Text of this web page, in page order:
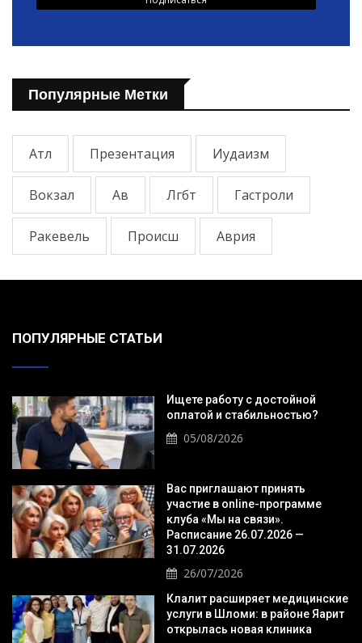
Популярные Метки
Атл Презентация Иудаизм
Вокзал Ав Лгбт Гастроли
Ракевель Происш Аврия
ПОПУЛЯРНЫЕ СТАТЬИ
Ищете работу с достойной
оплатой и стабильностью?
05/08/2026
Вас приглашают принять
участие в online-программе
клуба «Мы на связи».
Расписание 26.07.2026 —
31.07.2026
26/07/2026
Клалит расширяет медицинские
услуги в Шломи: в районе Яарит
открылась новая клиника